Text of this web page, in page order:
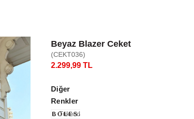
Beyaz Blazer Ceket
(CEKT036)
2.299,99 TL
Diğer
Renkler
Tükendi